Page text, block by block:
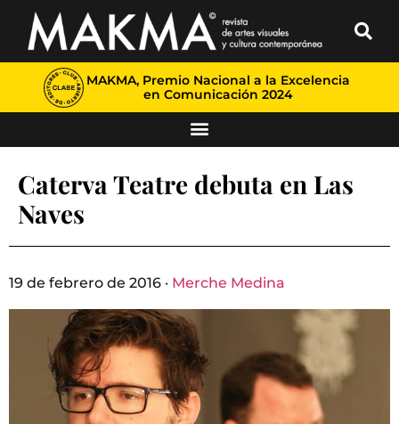
MAKMA, Premio Nacional a la Excelencia
en Comunicación 2024
Caterva Teatre debuta en Las
Naves
19 de febrero de 2016 · Merche Medina